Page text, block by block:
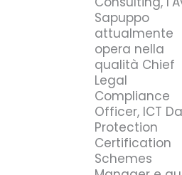
Sapuppo
attualmente
opera nella
qualità Chief
Legal
Compliance
Officer, ICT
Protection
Certification
Schemes